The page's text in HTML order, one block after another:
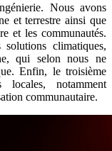
Nous avons
et terrestre ainsi que
et les communautés.
climatiques,
qui selon nous ne
Enfin, le troisième
notamment
communautaire.